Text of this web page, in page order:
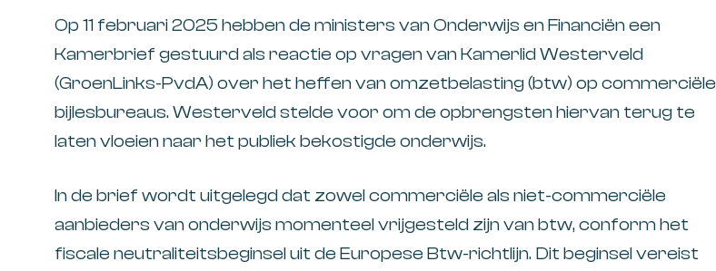
​Op 11 februari 2025 hebben de ministers van Onderwijs en Financiën een
Kamerbrief gestuurd als reactie op vragen van Kamerlid Westerveld
(GroenLinks-PvdA) over het heffen van omzetbelasting (btw) op commerciële
bijlesbureaus. Westerveld stelde voor om de opbrengsten hiervan terug te
laten vloeien naar het publiek bekostigde onderwijs.​
In de brief wordt uitgelegd dat zowel commerciële als niet-commerciële
aanbieders van onderwijs momenteel vrijgesteld zijn van btw, conform het
fiscale neutraliteitsbeginsel uit de Europese Btw-richtlijn. Dit beginsel vereist